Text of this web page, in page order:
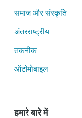
समाज और संस्कृति
अंतरराष्ट्रीय
तकनीक
ऑटोमोबाइल
हमारे बारे में